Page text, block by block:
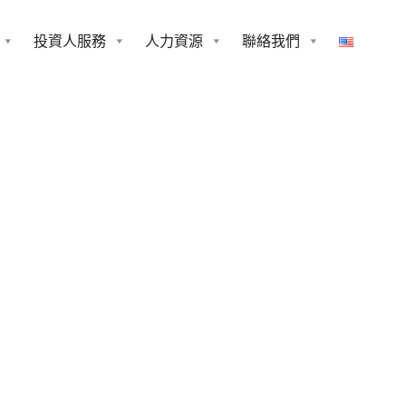
投資人服務 人力資源 聯絡我們